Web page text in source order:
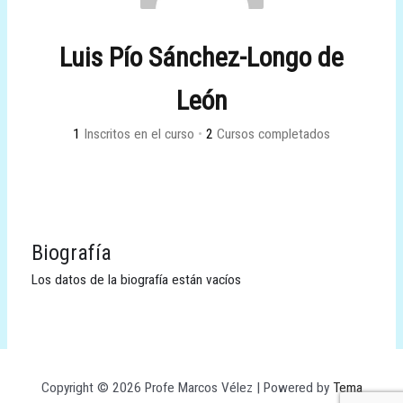
Luis Pío Sánchez-Longo de
León
1 Inscritos en el curso • 2 Cursos completados
Biografía
Los datos de la biografía están vacíos
Copyright © 2026 Profe Marcos Vélez | Powered by Tema